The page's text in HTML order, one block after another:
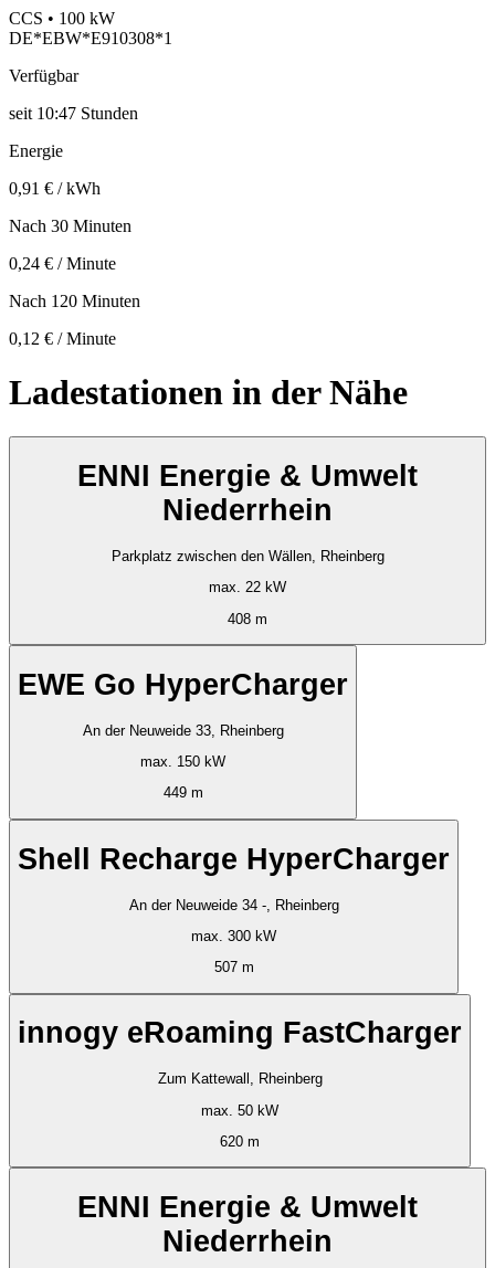
CCS • 100 kW
DE*EBW*E910308*1
Verfügbar
seit 10:47 Stunden
Energie
0,91 € / kWh
Nach 30 Minuten
0,24 € / Minute
Nach 120 Minuten
0,12 € / Minute
Ladestationen in der Nähe
ENNI Energie & Umwelt
Niederrhein
Parkplatz zwischen den Wällen, Rheinberg
max. 22 kW
408 m
EWE Go HyperCharger
An der Neuweide 33, Rheinberg
max. 150 kW
449 m
Shell Recharge HyperCharger
An der Neuweide 34 -, Rheinberg
max. 300 kW
507 m
innogy eRoaming FastCharger
Zum Kattewall, Rheinberg
max. 50 kW
620 m
ENNI Energie & Umwelt
Niederrhein